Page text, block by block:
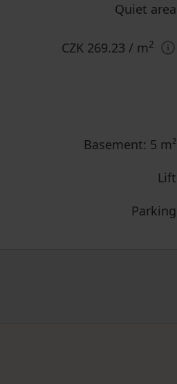
Quiet area
CZK 269.23 / m2
Basement: 5 m²
Lift
Parking